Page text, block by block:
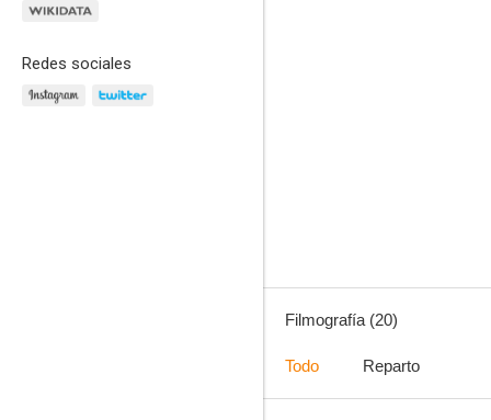
Redes sociales
Filmografía (20)
Todo Reparto